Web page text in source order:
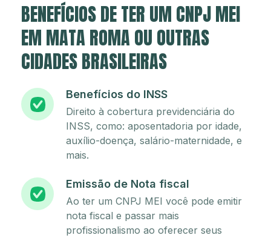
BENEFÍCIOS DE TER UM CNPJ MEI
EM MATA ROMA OU OUTRAS
CIDADES BRASILEIRAS
Benefícios do INSS
Direito à cobertura previdenciária do
INSS, como: aposentadoria por idade,
auxílio-doença, salário-maternidade, e
mais.
Emissão de Nota fiscal
Ao ter um CNPJ MEI você pode emitir
nota fiscal e passar mais
profissionalismo ao oferecer seus